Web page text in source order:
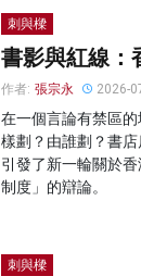
刺與樑
書影與紅線：
作者: 張宗永 2026-
在一個言論有禁區
樣劃？由誰劃？書店
引發了新一輪關於
制度」的辯論。
刺與樑